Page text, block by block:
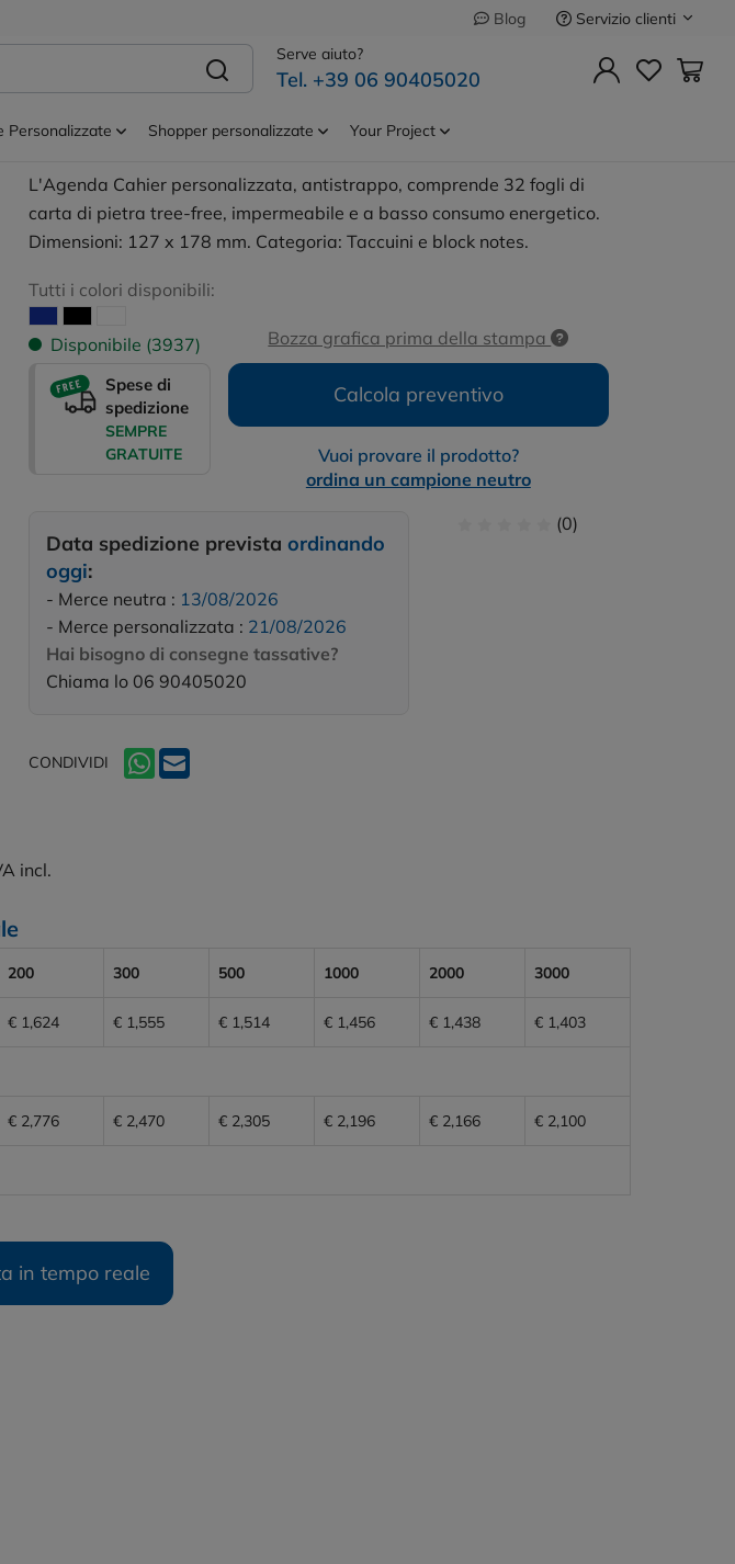
Blog
Servizio clienti
Serve aiuto?
Tel. +39 06 90405020
Personalizzate Shopper personalizzate Your Project
Precedente Successivo
Agenda Cahier in carta di
pietra Shale
107814
L'Agenda Cahier personalizzata, antistrappo, comprende 32 fogli di
carta di pietra tree-free, impermeabile e a basso consumo energetico.
Dimensioni: 127 x 178 mm. Categoria: Taccuini e block notes.
Tutti i colori disponibili:
Disponibile (3937)
Spese di
spedizione
SEMPRE
GRATUITE
Bozza grafica prima della stampa
Calcola preventivo
Vuoi provare il prodotto?
ordina un campione neutro
Data spedizione prevista ordinando
oggi:
- Merce neutra : 13/08/2026
- Merce personalizzata : 21/08/2026
Hai bisogno di consegne tassative?
Chiama lo 06 90405020
(0)
CONDIVIDI
incl.
200 300 500 1000 2000 3000
€ 1,624 € 1,555 € 1,514 € 1,456 € 1,438 € 1,403
€ 2,776 € 2,470 € 2,305 € 2,196 € 2,166 € 2,100
in tempo reale